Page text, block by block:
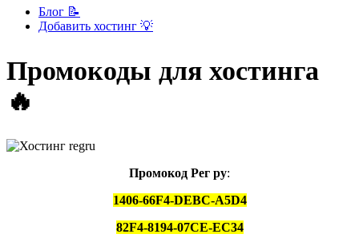
Блог 📝
Добавить хостинг 💡
Промокоды для хостинга
🔥
Промокод Рег ру:
1406-66F4-DEBC-A5D4
82F4-8194-07CE-EC34